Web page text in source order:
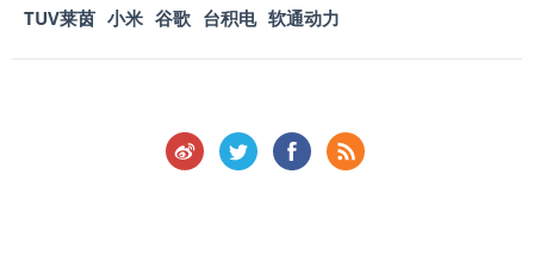
TUV莱茵 小米 谷歌 台积电 软通动力